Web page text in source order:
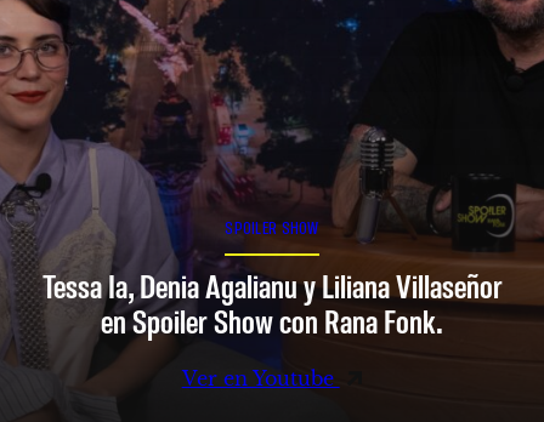
SPOILER SHOW
Tessa Ia, Denia Agalianu y Liliana Villaseñor
en Spoiler Show con Rana Fonk.
Ver en Youtube